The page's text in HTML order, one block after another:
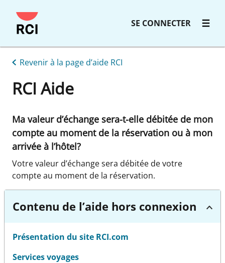
SE CONNECTER
Revenir à la page d’aide RCI
RCI Aide
Ma valeur d’échange sera-t-elle débitée de mon
compte au moment de la réservation ou à mon
arrivée à l’hôtel?
Votre valeur d’échange sera débitée de votre
compte au moment de la réservation.
Contenu de l’aide hors connexion
Présentation du site RCI.com
Services voyages